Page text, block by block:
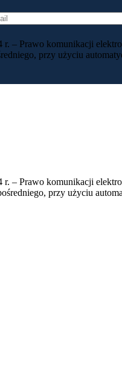
– Prawo komunikacji
przy użyciu
– Prawo komunikacji
przy użyciu